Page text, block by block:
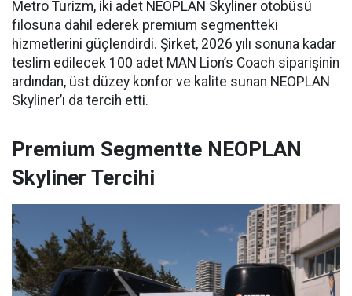
Metro Turizm, iki adet NEOPLAN Skyliner otobüsü
filosuna dahil ederek premium segmentteki
hizmetlerini güçlendirdi. Şirket, 2026 yılı sonuna kadar
teslim edilecek 100 adet MAN Lion’s Coach siparişinin
ardından, üst düzey konfor ve kalite sunan NEOPLAN
Skyliner’ı da tercih etti.
Premium Segmentte NEOPLAN
Skyliner Tercihi